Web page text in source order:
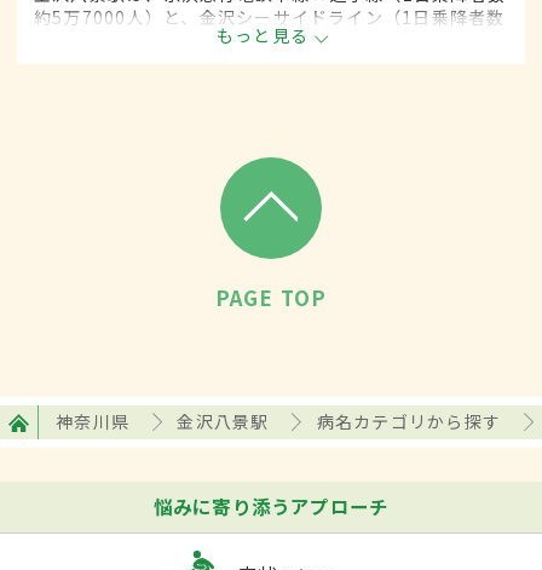
約5万7000人）と、金沢シーサイドライン（1日乗降者数
約1万5000人）の2つがある。駅周辺には神社や学校が多
く、商店街やスーパーマーケットも並んでいる。
もっと見る
PAGE TOP
神奈川県 金沢八景駅 病名カテゴリから探す
悩みに寄り添うアプローチ